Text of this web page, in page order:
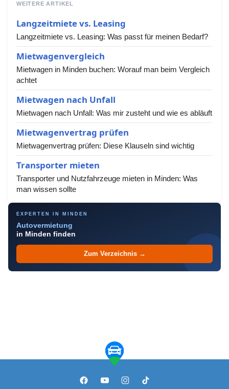
WEITERE ARTIKEL
Langzeitmiete vs. Leasing
Langzeitmiete vs. Leasing: Was passt für meinen Bedarf?
Mietwagenvergleich
Mietwagen in Minden buchen: Worauf man beim Vergleich
achtet
Mietwagen nach Unfall
Mietwagen nach Unfall: Was mir zusteht und wie es abläuft
Mietwagenvertrag prüfen
Mietwagenvertrag prüfen: Diese Klauseln sind wichtig
Transporter mieten
Transporter und Nutzfahrzeuge mieten in Minden: Was
man wissen sollte
EXPERTEN IN MINDEN
Autovermietung
in Minden finden
Zum Verzeichnis →